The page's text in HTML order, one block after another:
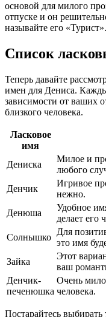
основой для милого
отпуске и он
называйте его «Турист».
Список
Теперь давайте
имен для Дениса.
зависимости от ваших
близкого человека.
Ласковое
имя
Дениска
Милое и
любого
Денчик
Игривое
нежно.
Денюша
Удобное
делает его
Солнышко
Для
это имя
Зайка
Этот
ваш
Денчик-
печенюшка
Очень
человека.
Постарайтесь выбирать